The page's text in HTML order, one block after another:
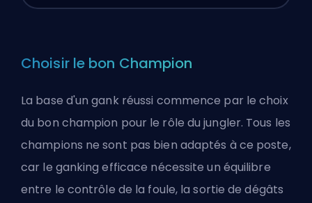
Choisir le bon Champion
La base d'un gank réussi commence par le choix
du bon champion pour le rôle du jungler. Tous les
champions ne sont pas bien adaptés à ce poste,
car le ganking efficace nécessite un équilibre
entre le contrôle de la foule, la sortie de dégâts